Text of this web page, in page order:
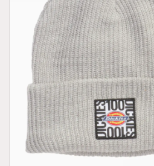
Demonia
MoEa
Autres marques
Vêtements